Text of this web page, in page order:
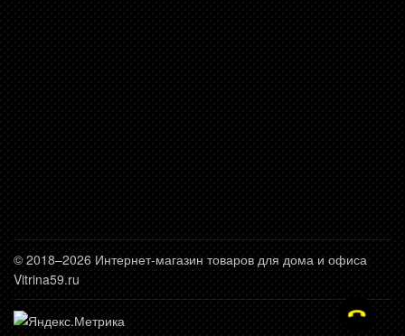
© 2018–2026 Интернет-магазин товаров для дома и офиса
Vitrina59.ru